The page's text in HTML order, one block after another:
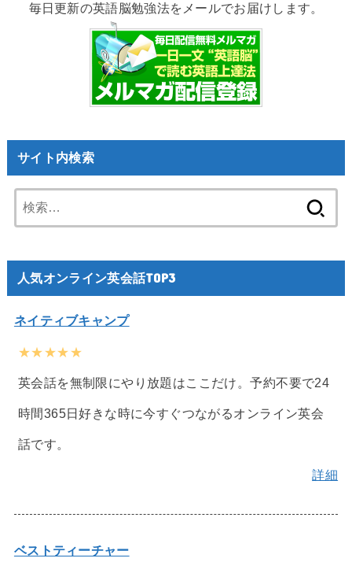
毎日更新の英語脳勉強法をメールでお届けします。
サイト内検索
索:
人気オンライン英会話TOP3
ネイティブキャンプ
★★★★★
英会話を無制限にやり放題はここだけ。予約不要で24
時間365日好きな時に今すぐつながるオンライン英会
話です。
詳細
ベストティーチャー